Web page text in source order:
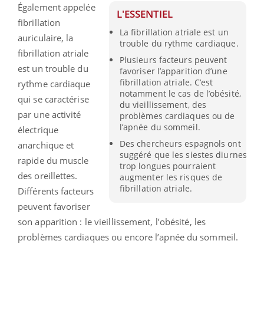
L'ESSENTIEL
La fibrillation atriale est un
trouble du rythme cardiaque.
Plusieurs facteurs peuvent
favoriser l’apparition d’une
fibrillation atriale. C’est
notamment le cas de l’obésité,
du vieillissement, des
problèmes cardiaques ou de
l’apnée du sommeil.
Des chercheurs espagnols ont
suggéré que les siestes diurnes
trop longues pourraient
augmenter les risques de
fibrillation atriale.
Également appelée
fibrillation
auriculaire, la
fibrillation atriale
est un trouble du
rythme cardiaque
qui se caractérise
par une activité
électrique
anarchique et
rapide du muscle
des oreillettes.
Différents facteurs
peuvent favoriser
son apparition : le vieillissement, l’obésité, les
problèmes cardiaques ou encore l’apnée du sommeil.